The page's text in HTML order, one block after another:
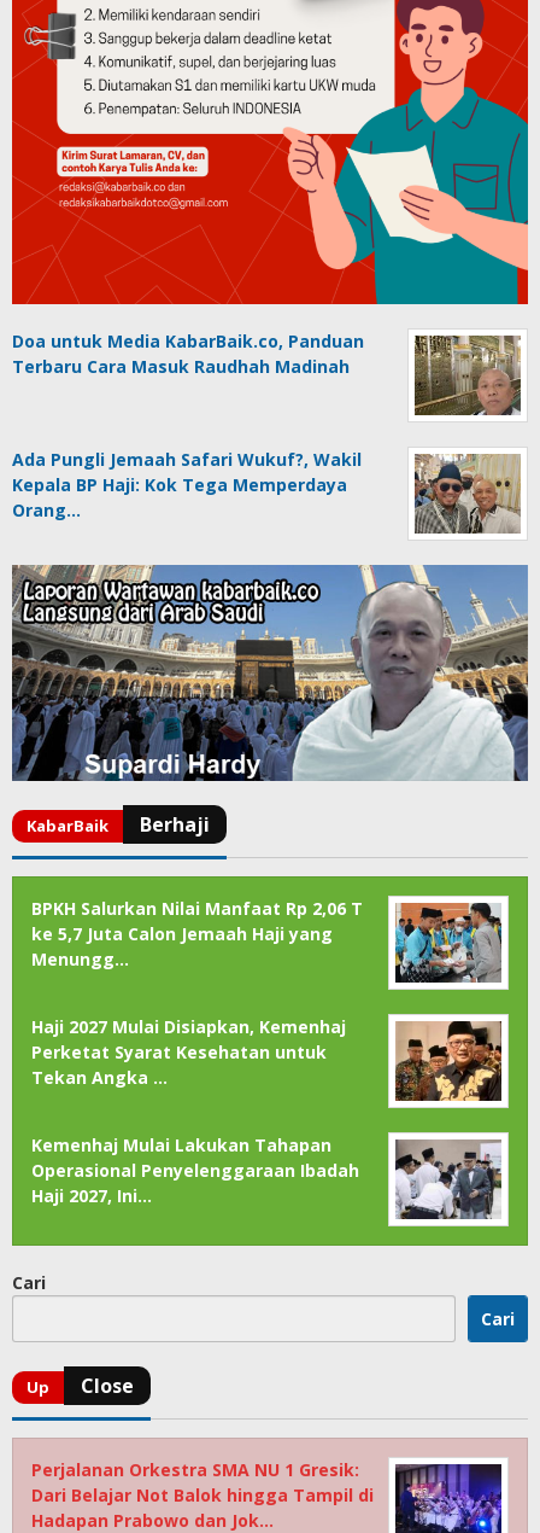
Doa untuk Media KabarBaik.co, Panduan
Terbaru Cara Masuk Raudhah Madinah
Ada Pungli Jemaah Safari Wukuf?, Wakil
Kepala BP Haji: Kok Tega Memperdaya
Orang…
BPKH Salurkan Nilai Manfaat Rp 2,06 T
ke 5,7 Juta Calon Jemaah Haji yang
Menungg…
Haji 2027 Mulai Disiapkan, Kemenhaj
Perketat Syarat Kesehatan untuk
Tekan Angka …
Kemenhaj Mulai Lakukan Tahapan
Operasional Penyelenggaraan Ibadah
Haji 2027, Ini…
Cari
Cari
Perjalanan Orkestra SMA NU 1 Gresik:
Dari Belajar Not Balok hingga Tampil di
Hadapan Prabowo dan Jok…